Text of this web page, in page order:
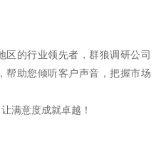
区的行业领先者，群狼调研公司
帮助您倾听客户声音，把握市场
满意度成就卓越！